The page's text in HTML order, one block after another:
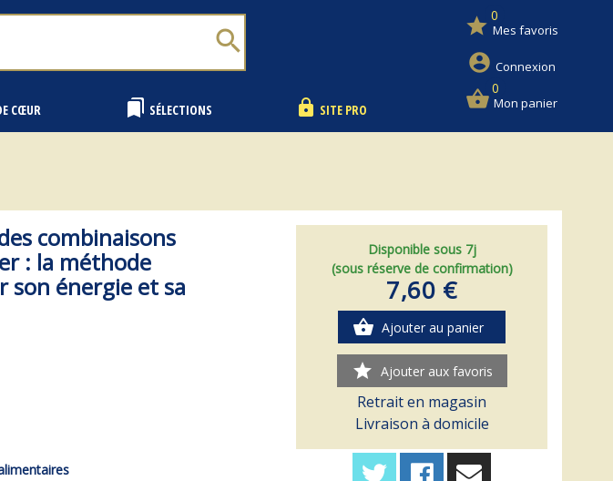
search
CŒUR bookmarks SÉLECTIONS lock SITE PRO
star 0
Mes favoris
account_circle Connexion
shopping_basket0
Mon panier
combinaisons
: la méthode
énergie et sa
Disponible sous 7j
(sous réserve de confirmation)
7,60 €
shopping_basket Ajouter au panier
star Ajouter aux favoris
Retrait en magasin
Livraison à domicile